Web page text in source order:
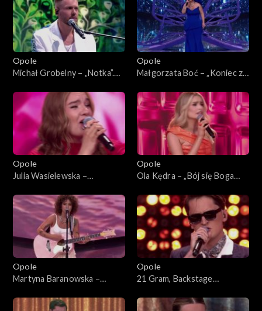
Opole
Michał Grobelny – „Notka”.
Opole
Małgorzata Boć – „Koniec z
„Debiuty”
Opole
Julia Wasielewska –
63. KFPP: Koncert „Debiuty”
Opole
Ola Kędra – „Bój się Boga
Koncert „Debiuty”
Opole
Martyna Baranowska –
„Debiuty”
Opole
21 Gram, Backstage
być”. 63. KFPP: Koncert